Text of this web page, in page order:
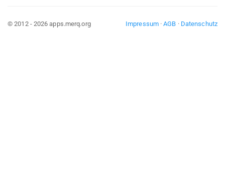
Impressum·AGB · Datenschutz
© 2012 - 2026 apps.merq.org